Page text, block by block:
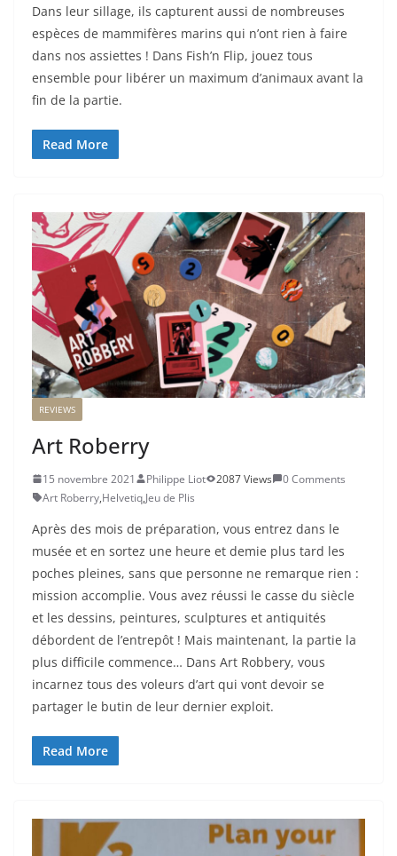
Dans leur sillage, ils capturent aussi de nombreuses
espèces de mammifères marins qui n’ont rien à faire
dans nos assiettes ! Dans Fish’n Flip, jouez tous
ensemble pour libérer un maximum d’animaux avant la
fin de la partie.
Read More
REVIEWS
Art Roberry
15 novembre 2021 Philippe Liot 2087 Views
0 Comments
Art Roberry,Helvetiq,Jeu de Plis
Après des mois de préparation, vous entrez dans le
musée et en sortez une heure et demie plus tard les
poches pleines, sans que personne ne remarque rien :
mission accomplie. Vous avez réussi le casse du siècle
et les dessins, peintures, sculptures et antiquités
débordent de l’entrepôt ! Mais maintenant, la partie la
plus difficile commence… Dans Art Robbery, vous
incarnez tous des voleurs d’art qui vont devoir se
partager le butin de leur dernier exploit.
Read More